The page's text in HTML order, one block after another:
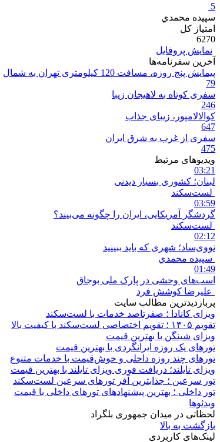
5
سپيده محمدي
امتیاز کل
6270
نمایش پروفایل
آخرین سفرنامه‌ها
پیمایش پنج روزه، مسافت 120 کیلومتری تهران به شمال
79
سفری کوتاه به لاهیجان زیبا
246
کوالالامپور، زیبای جذاب
647
سفری از غرب به شرق ایران
475
ویدیوهای مرتبط
03:21
لبنان؛ کشوری بسیار دیدنی
لست‌سکند
03:59
گردشگر آمریکایی، ایران را چگونه می‌بیند؟
لست‌سکند
02:12
نووی‌ساد؛ شهری که باید ببینید
سپيده محمدي
01:49
اسب‌های وحشی در پارک ملی بوجاق
علیرضا کوشش فرد
پربازدیدترین مطالب سایت
ویزای کانادا ؛ صفرتاصد خدمات با لست‌سکند
تقویم ۱۴۰۵ ؛ تقویم اختصاصی لست‌سکند با کیفیت بالا
ویزای شینگن با بهترین قیمت
تورهای یک روزه ایرانگردی با بهترین قیمت
تورهای چند روزه داخلی و خوش‌قیمت با خدمات متنوع
ویزای تایلند؛ دریافت فوری ویزای تایلند با بهترین قیمت
تور سرعین ؛ جذابترین آفر تورهای سرعین لست‌سکند
تور داخلی ؛ بهترین پیشنهادهای تورهای داخلی با قیمت
ویدئوها
لحظاتی در میدان جمهوری بلگراد
بازگشت به بالا
لینک‌های کاربردی